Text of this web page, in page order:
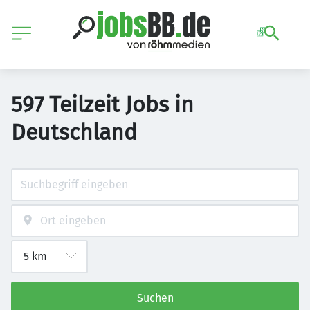
597 Teilzeit Jobs in
Deutschland
Suchen